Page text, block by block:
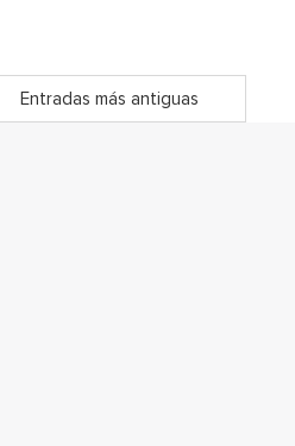
Entradas más antiguas